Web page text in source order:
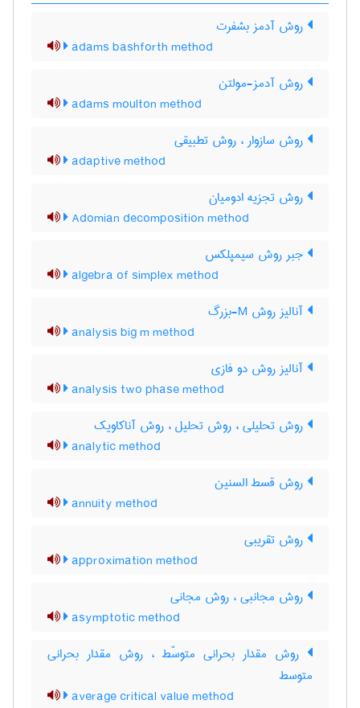
روش آدمز بشفرت
adams bashforth method
روش آدمز-مولتن
adams moulton method
روش سازوار ، روش تطبیقی
adaptive method
روش تجزیه ادومیان
Adomian decomposition method
جبر روش سیمپلکس
algebra of simplex method
آنالیز روش M-بزرگ
analysis big m method
آنالیز روش دو فازی
analysis two phase method
روش تحلیلی ، روش تحلیل ، روش آناکاویک
analytic method
روش قسط السنین
annuity method
روش تقریبی
approximation method
روش مجانبی ، روش مجانی
asymptotic method
روش مقدار بحرانی متوسّط ، روش مقدار بحرانی
متوسط
average critical value method